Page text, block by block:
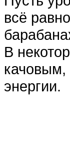
всё
В
качовым,
энергии.